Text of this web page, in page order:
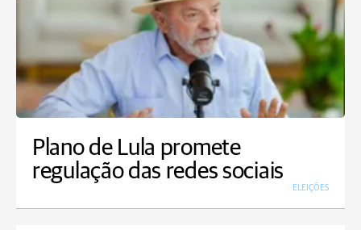
Plano de Lula promete
regulação das redes sociais
ELEIÇÕES